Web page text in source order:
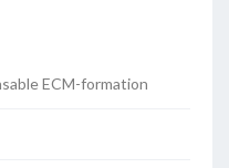
ECM-formation